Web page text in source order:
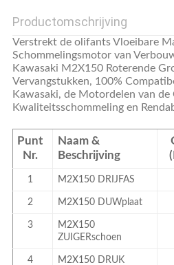
Productomschrijving
Verstrekt de olifants Vloeibare
Schommelingsmotor van
Kawasaki M2X150 Roterende
Vervangstukken, 100%
Kawasaki, de Motordelen van de
Kwaliteitsschommeling en
Punt
Nr.
Naam &
Beschrijving
1 M2X150 DRIJFAS
2 M2X150 DUWplaat
3
M2X150
ZUIGERschoen
4
M2X150 DRUK